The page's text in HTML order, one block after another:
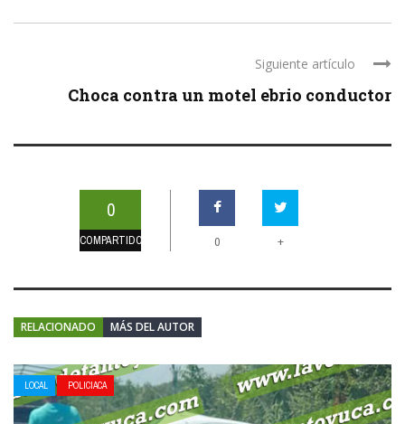
Siguiente artículo
Choca contra un motel ebrio conductor
0
COMPARTIDOS 0 +
RELACIONADO MÁS DEL AUTOR
LOCAL POLICIACA